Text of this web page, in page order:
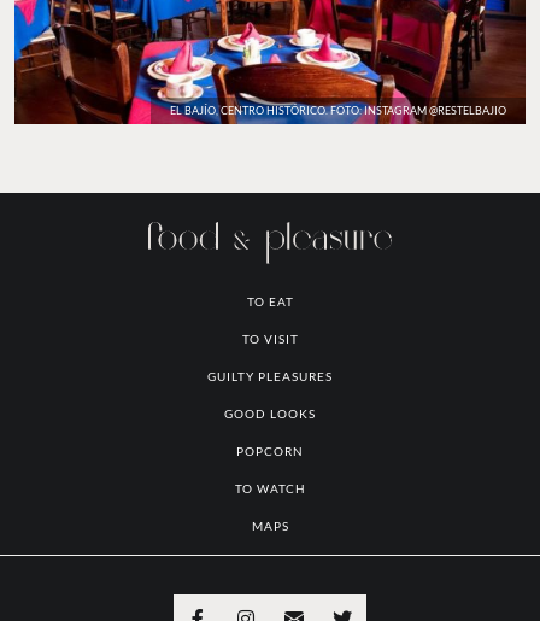
EL BAJÍO, CENTRO HISTÓRICO. FOTO: INSTAGRAM @RESTELBAJIO
TO EAT
TO VISIT
GUILTY PLEASURES
GOOD LOOKS
POPCORN
TO WATCH
MAPS